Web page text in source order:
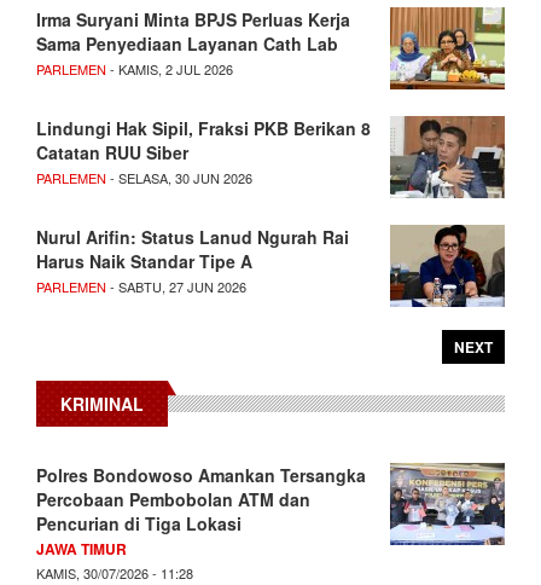
Irma Suryani Minta BPJS Perluas Kerja
Sama Penyediaan Layanan Cath Lab
PARLEMEN - KAMIS, 2 JUL 2026
Lindungi Hak Sipil, Fraksi PKB Berikan 8
Catatan RUU Siber
PARLEMEN - SELASA, 30 JUN 2026
Nurul Arifin: Status Lanud Ngurah Rai
Harus Naik Standar Tipe A
PARLEMEN - SABTU, 27 JUN 2026
NEXT
KRIMINAL
Polres Bondowoso Amankan Tersangka
Percobaan Pembobolan ATM dan
Pencurian di Tiga Lokasi
JAWA TIMUR
KAMIS, 30/07/2026 - 11:28